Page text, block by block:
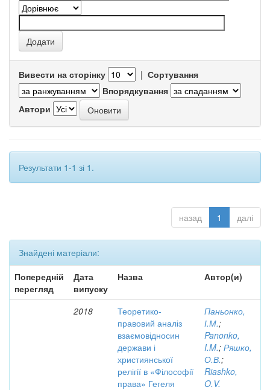
Вивести на сторінку | Сортування
Впорядкування
Автори
Результати 1-1 зі 1.
назад 1 далі
Знайдені матеріали:
Попередній
перегляд
Дата
випуску
Назва Автор(и)
2018
Теоретико-
правовий аналіз
взаємовідносин
держави і
християнської
релігії в «Філософії
права» Гегеля
Паньонко,
І.М.;
Panonko,
I.M.; Ряшко,
О.В.;
Riashko,
O.V.